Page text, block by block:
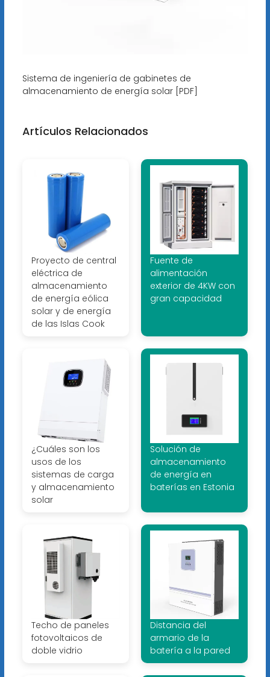
Sistema de ingeniería de gabinetes de
almacenamiento de energía solar [PDF]
Artículos Relacionados
Proyecto de central
eléctrica de
almacenamiento
de energía eólica
solar y de energía
de las Islas Cook
Fuente de
alimentación
exterior de 4KW con
gran capacidad
¿Cuáles son los
usos de los
sistemas de carga
y almacenamiento
solar
Solución de
almacenamiento
de energía en
baterías en Estonia
Techo de paneles
fotovoltaicos de
doble vidrio
Distancia del
armario de la
batería a la pared